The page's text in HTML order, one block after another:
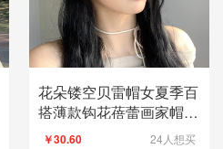
花朵镂空贝雷帽女夏季百
搭薄款钩花蓓蕾画家帽日
系复古显脸小帽子
￥30.60 24人想买